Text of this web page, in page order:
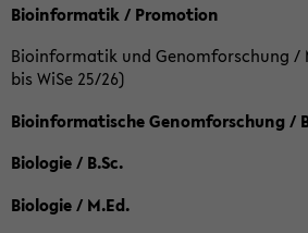
Bioinformatik / Promotion
Bioinformatik und Genomforschung /
bis WiSe 25/26)
Bioinformatische Genomforschung /
Biologie / B.Sc.
Biologie / M.Ed.